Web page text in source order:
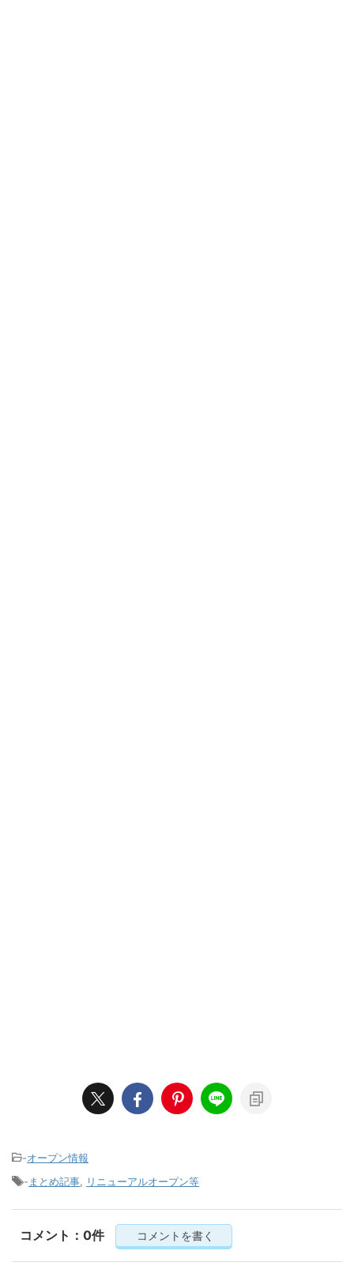
-オープン情報
- まとめ記事 リニューアルオープン等
コメント：0件 コメントを書く